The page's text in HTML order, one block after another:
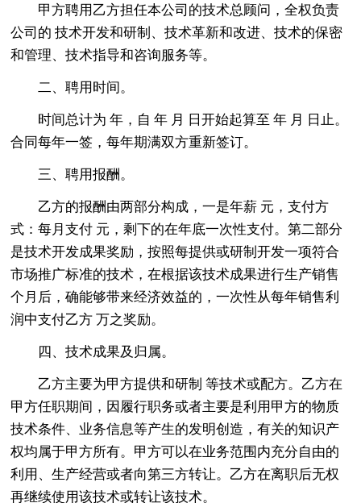
甲方聘用乙方担任本公司的技术总顾问，全权负责
公司的 技术开发和研制、技术革新和改进、技术的保密
和管理、技术指导和咨询服务等。
二、聘用时间。
时间总计为 年，自 年 月 日开始起算至 年 月 日止。
合同每年一签，每年期满双方重新签订。
三、聘用报酬。
乙方的报酬由两部分构成，一是年薪 元，支付方
式：每月支付 元，剩下的在年底一次性支付。第二部分
是技术开发成果奖励，按照每提供或研制开发一项符合
市场推广标准的技术，在根据该技术成果进行生产销售
个月后，确能够带来经济效益的，一次性从每年销售利
润中支付乙方 万之奖励。
四、技术成果及归属。
乙方主要为甲方提供和研制 等技术或配方。乙方在
甲方任职期间，因履行职务或者主要是利用甲方的物质
技术条件、业务信息等产生的发明创造，有关的知识产
权均属于甲方所有。甲方可以在业务范围内充分自由的
利用、生产经营或者向第三方转让。乙方在离职后无权
再继续使用该技术或转让该技术。